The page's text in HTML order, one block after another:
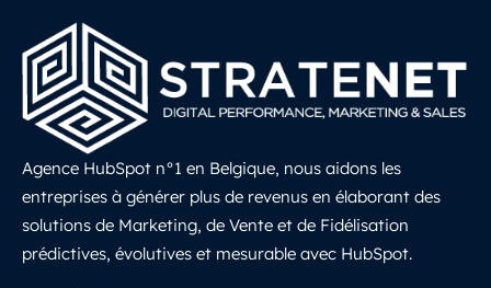
Agence HubSpot n°1 en Belgique, nous aidons les
entreprises à générer plus de revenus en élaborant des
solutions de Marketing, de Vente et de Fidélisation
prédictives, évolutives et mesurable avec HubSpot.